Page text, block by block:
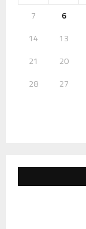
6
7
13
14
20
21
27
28